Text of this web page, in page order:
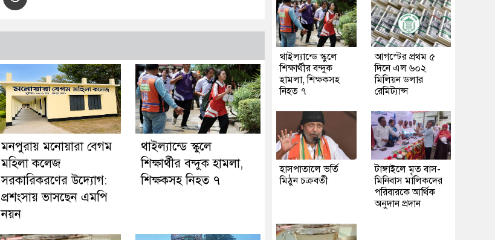
মনপুরায় মনোয়ারা বেগম
মহিলা কলেজ
সরকারিকরণের উদ্যোগ:
প্রশংসায় ভাসছেন এমপি
নয়ন
থাইল্যান্ডে স্কুলে
শিক্ষার্থীর বন্দুক হামলা,
শিক্ষকসহ নিহত ৭
থাইল্যান্ডে স্কুলে
শিক্ষার্থীর বন্দুক
হামলা, শিক্ষকসহ
নিহত ৭
আগস্টের প্রথম ৫
দিনে এল ৬০২
মিলিয়ন ডলার
রেমিট্যান্স
হাসপাতালে ভর্তি
মিঠুন চক্রবর্তী
টাঙ্গাইলে মৃত বাস-
মিনিবাস মালিকদের
পরিবারকে আর্থিক
অনুদান প্রদান